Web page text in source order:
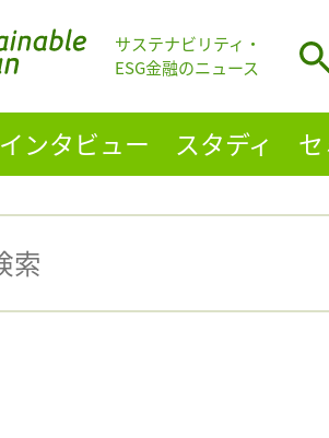
サステナビリティ・
ESG金融のニュース
インタビュー スタディ